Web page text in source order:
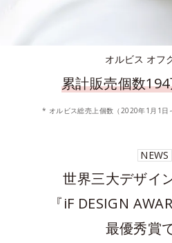
オルビス オフ
累計販売個数
* オルビス総売上個数（2020年1月1日
NEWS
世界三大デザイ
『iF DESIGN
最優秀賞